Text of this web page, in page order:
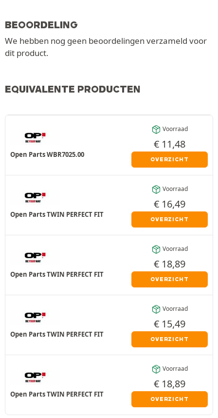
BEOORDELING
We hebben nog geen beoordelingen verzameld voor
dit product.
EQUIVALENTE PRODUCTEN
Open Parts WBR7025.00
Voorraad
€ 11,48
OVERZICHT
Open Parts TWIN PERFECT FIT
Voorraad
€ 16,49
OVERZICHT
Open Parts TWIN PERFECT FIT
Voorraad
€ 18,89
OVERZICHT
Open Parts TWIN PERFECT FIT
Voorraad
€ 15,49
OVERZICHT
Open Parts TWIN PERFECT FIT
Voorraad
€ 18,89
OVERZICHT